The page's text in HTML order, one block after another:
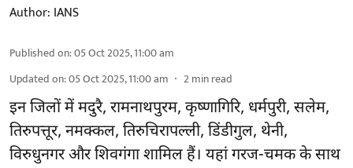
Author: IANS
Published on:05 Oct 2025, 11:00 am
Updated on:05 Oct 2025, 11:00 am 2min read
इन जिलों में मदुरै, रामनाथपुरम, कृष्णागिरि, धर्मपुरी, सलेम,
तिरुपत्तूर, नमक्कल, तिरुचिरापल्ली, डिंडीगुल, थेनी,
विरुधुनगर और शिवगंगा शामिल हैं। यहां गरज-चमक के साथ